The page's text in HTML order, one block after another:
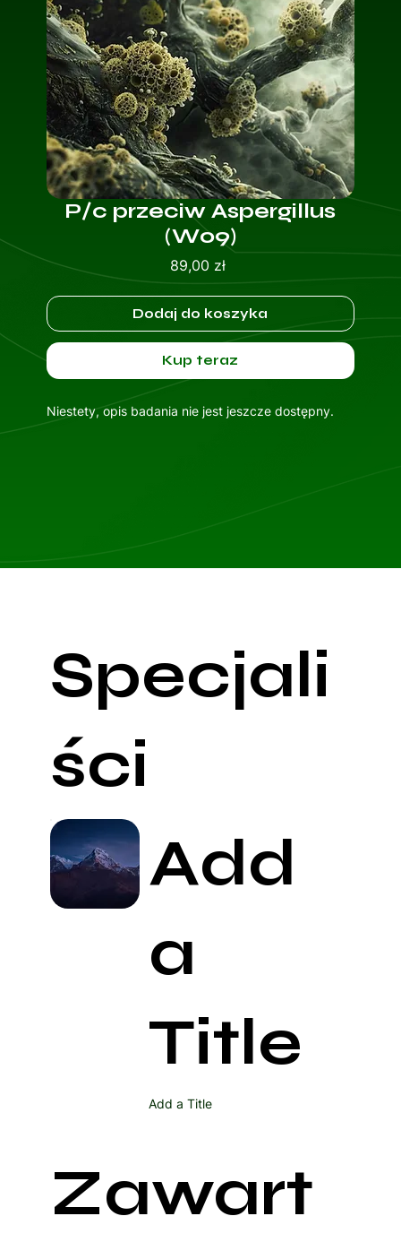
P/c przeciw Aspergillus
(W09)
89,00 złCena
Dodaj do koszyka
Kup teraz
Niestety, opis badania nie jest jeszcze dostępny.
Specjali
ści
Add
a
Title
Add a Title
Zawart